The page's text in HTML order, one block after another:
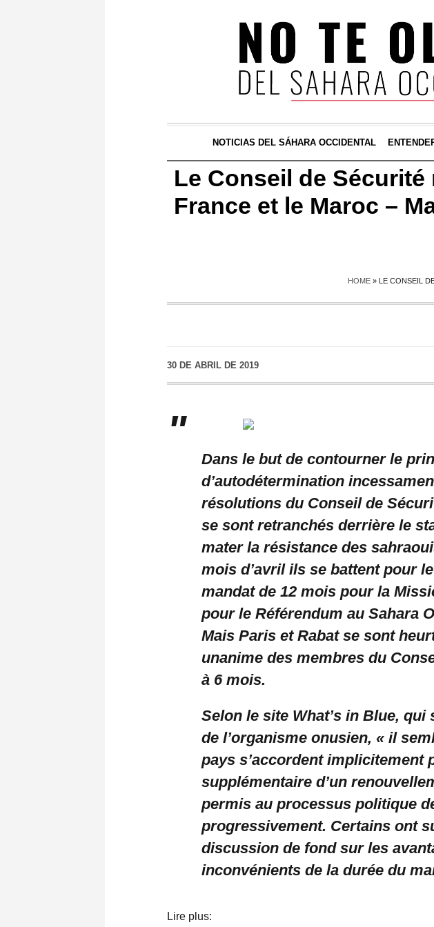
NOTICIAS DEL SÁHARA OCCIDENTAL
Le Conseil de
France et le Maroc –
HOME » LE CONSEIL
30 DE ABRIL DE 2019
Dans le but de contourner le
d’autodétermination
résolutions du Conseil de
se sont retranchés derrière le
mater la résistance des
mois d’avril ils se battent pour
mandat de 12 mois pour la
pour le Référendum au Sahara
Mais Paris et Rabat se sont
unanime des membres du
à 6 mois.
Selon le site What’s in Blue,
de l’organisme onusien, « il
pays s’accordent implicitement
supplémentaire d’un
permis au processus politique
progressivement. Certains ont
discussion de fond sur les
inconvénients de la durée du
Lire plus: